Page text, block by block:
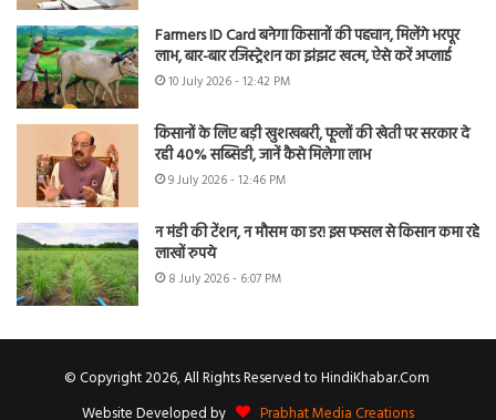
Farmers ID Card बनेगा किसानों की पहचान, मिलेंगे भरपूर
लाभ, बार-बार रजिस्ट्रेशन का झंझट खत्म, ऐसे करें अप्लाई
10 July 2026 - 12:42 PM
किसानों के लिए बड़ी खुशखबरी, फूलों की खेती पर सरकार दे
रही 40% सब्सिडी, जानें कैसे मिलेगा लाभ
9 July 2026 - 12:46 PM
न मंडी की टेंशन, न मौसम का डर! इस फसल से किसान कमा रहे
लाखों रुपये
8 July 2026 - 6:07 PM
© Copyright 2026, All Rights Reserved to HindiKhabar.Com
Website Developed by
Prabhat Media Creations